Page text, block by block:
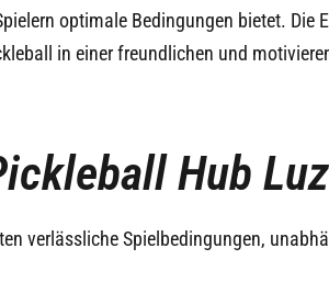
optimale Bedingungen bietet. Die
in einer freundlichen und
Hub
verlässliche Spielbedingungen,